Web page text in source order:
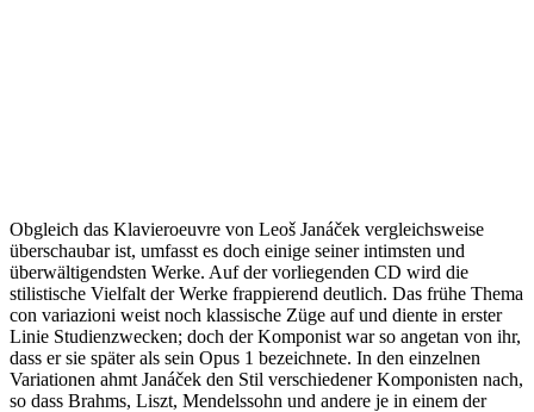
Obgleich das Klavieroeuvre von Leoš Janáček vergleichsweise
überschaubar ist, umfasst es doch einige seiner intimsten und
überwältigendsten Werke. Auf der vorliegenden CD wird die
stilistische Vielfalt der Werke frappierend deutlich. Das frühe Thema
con variazioni weist noch klassische Züge auf und diente in erster
Linie Studienzwecken; doch der Komponist war so angetan von ihr,
dass er sie später als sein Opus 1 bezeichnete. In den einzelnen
Variationen ahmt Janáček den Stil verschiedener Komponisten nach,
so dass Brahms, Liszt, Mendelssohn und andere je in einem der